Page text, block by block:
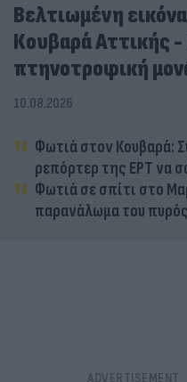
Βελτιωμένη
Κουβαρά Αττικής
πτηνοτροφική
10.08.2026
Φωτιά στον Κουβαρά:
ρεπόρτερ της ΕΡΤ να
Φωτιά σε σπίτι στο
παρανάλωμα του πυρός